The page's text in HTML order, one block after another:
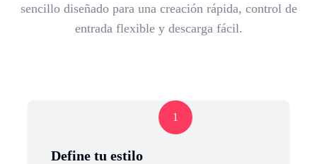
sencillo diseñado para una creación rápida, control de
entrada flexible y descarga fácil.
1
Define tu estilo